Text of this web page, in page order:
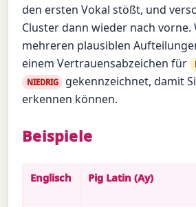
den ersten Vokal stößt, und
Cluster dann wieder nach
mehreren plausiblen
einem Vertrauensabzeichen für
NIEDRIG gekennzeichnet, damit
erkennen können.
Beispiele
Englisch Pig Latin (Ay)